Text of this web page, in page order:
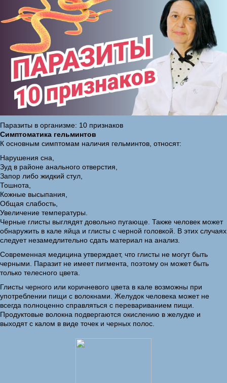
Паразиты в организме: 10 признаков
Симптоматика гельминтов
К основным симптомам наличия гельминтов, относят:
Нарушения сна,
Зуд в районе анального отверстия,
Запор либо жидкий стул,
Тошнота,
Кожные высыпания,
Общая слабость,
Увеличение температуры.
Черные глисты выглядят довольно пугающе. Также человек может
обнаружить в кале яйца и глисты с черной головкой. В этих случаях
следует незамедлительно сдать материал на анализ.
Современная медицина утверждает, что глисты не могут быть
черными. Паразит не имеет пигмента, поэтому он может быть
только телесного цвета.
Глисты черного или коричневого цвета в кале возможны при
употреблении пищи с волокнами. Желудок человека может не
всегда полноценно справляться с перевариванием пищи.
Продуктовые волокна подвергаются окислению в желудке и
выходят с калом в виде точек и черных полос.